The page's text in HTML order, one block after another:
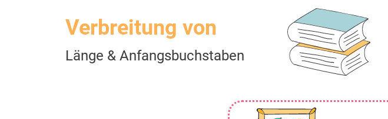
Verbreitung von
Länge & Anfangsbuchstaben